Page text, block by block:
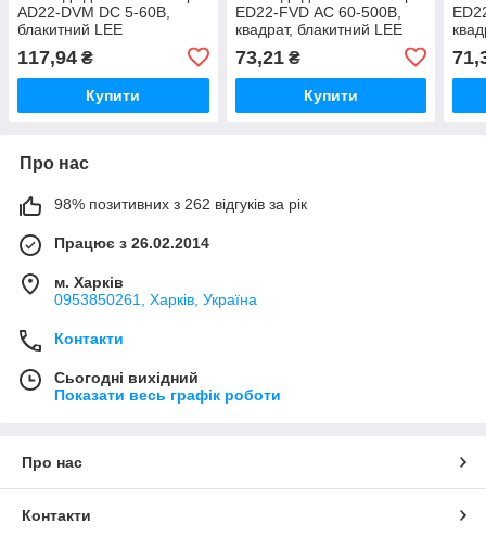
AD22-DVM DC 5-60В,
блакитний LEE
117,94 ₴
Купити
ED22-FVD АC 60-500В,
квадрат, блакитний LEE
73,21₴
Купити
Про нас
98% позитивних з 262 відгуків за рік
Працює з 26.02.2014
м. Харків
0953850261, Харків, Україна
Контакти
Сьогодні вихідний
Показати весь графік роботи
Про нас
Контакти